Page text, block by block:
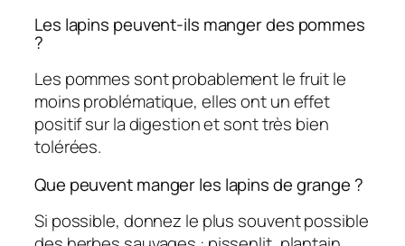
Les lapins peuvent-ils manger des pommes
?
Les pommes sont probablement le fruit le
moins problématique, elles ont un effet
positif sur la digestion et sont très bien
tolérées.
Que peuvent manger les lapins de grange ?
Si possible, donnez le plus souvent possible